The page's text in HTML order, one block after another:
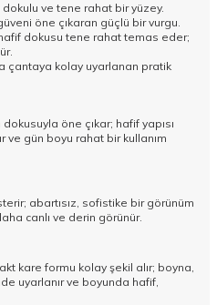
dokulu ve tene rahat bir yüzey.
öne çıkaran güçlü bir vurgu.
dokusu tene rahat temas eder;
çantaya kolay uyarlanan pratik
öne çıkar; hafif yapısı
gün boyu rahat bir kullanım
abartısız, sofistike bir görünüm
canlı ve derin görünür.
kare formu kolay şekil alır; boyna,
uyarlanır ve boyunda hafif,